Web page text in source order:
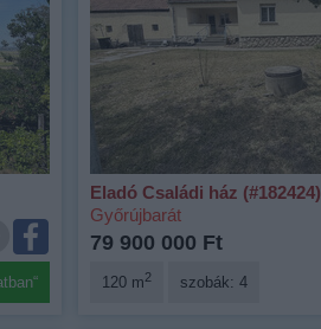
Eladó Családi ház (#182424)
Győrújbarát
79 900 000 Ft
120 m2 szobák: 4